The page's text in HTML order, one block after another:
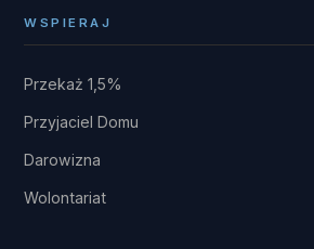
WSPIERAJ
Przekaż 1,5%
Przyjaciel Domu
Darowizna
Wolontariat